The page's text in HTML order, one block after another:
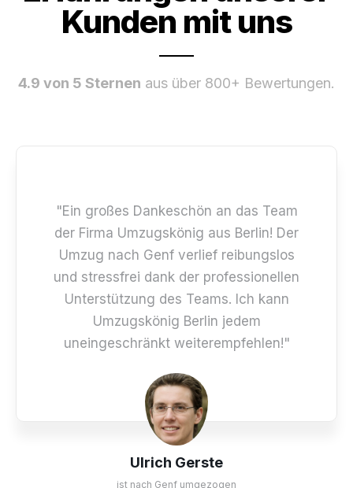
Kunden mit uns
4.9 von 5 Sternen aus über 800+ Bewertungen.
Ulrich Gerste
ist nach Genf umgezogen
"Ein großes Dankeschön an das Team
der Firma Umzugskönig aus Berlin! Der
Umzug nach Genf verlief reibungslos
und stressfrei dank der professionellen
Unterstützung des Teams. Ich kann
Umzugskönig Berlin jedem
uneingeschränkt weiterempfehlen!"